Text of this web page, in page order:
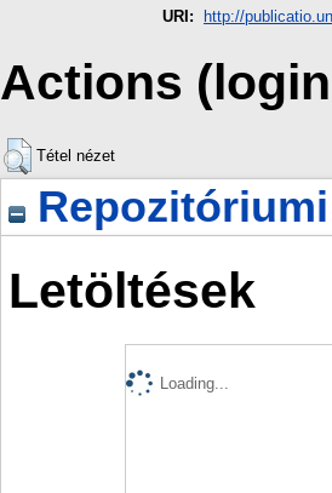
URI:
http://
Actions
Tétel nézet
Letöltések
Loading...